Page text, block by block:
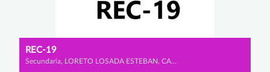
REC-19
Secundaria, LORETO LOSADA ESTEBAN, CANDELA RODRÍGUEZ ESTEBAN y LUCÍA VELÁZQUEZ BAENA